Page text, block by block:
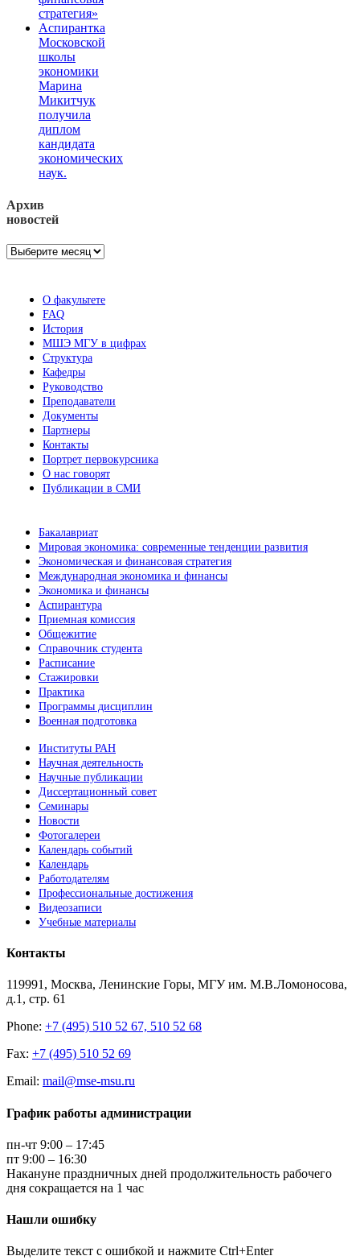
стратегия»
Аспирантка
Московской
школы
экономики
Марина
Микитчук
получила
диплом
кандидата
экономических
наук.
Архив
новостей
Архив
О факультете
FAQ
История
МШЭ МГУ в цифрах
Структура
Кафедры
Руководство
Преподаватели
Документы
Партнеры
Контакты
Портрет первокурсника
О нас говорят
Публикации в СМИ
Бакалавриат
Мировая экономика: современные тенденции развития
Экономическая и финансовая стратегия
Международная экономика и финансы
Экономика и финансы
Аспирантура
Приемная комиссия
Общежитие
Справочник студента
Расписание
Стажировки
Практика
Программы дисциплин
Военная подготовка
Институты РАН
Научная деятельность
Научные публикации
Диссертационный совет
Семинары
Новости
Фотогалереи
Календарь событий
Календарь
Работодателям
Профессиональные достижения
Видеозаписи
Учебные материалы
Контакты
119991, Москва, Ленинские Горы, МГУ им. М.В.Ломоносова,
д.1, стр. 61
Phone: +7 (495) 510 52 67, 510 52 68
Fax: +7 (495) 510 52 69
Email: mail@mse-msu.ru
График работы администрации
пн-чт 9:00 – 17:45
пт 9:00 – 16:30
Накануне праздничных дней продолжительность рабочего
дня сокращается на 1 час
Нашли ошибку
Выделите текст с ошибкой и нажмите Ctrl+Enter